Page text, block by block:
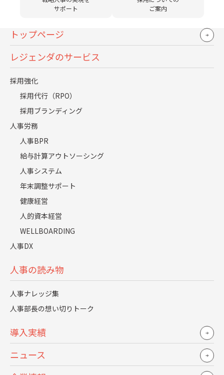
サポート
ご案内
トップページ
レジェンダのサービス
採用強化
採用代行（RPO）
採用ブランディング
人事労務
人事BPR
給与計算アウトソーシング
人事システム
年末調整サポート
健康経営
人的資本経営
WELLBOARDING
人事DX
人事の読み物
人事ナレッジ集
人事部長の想い切りトーク
導入実績
ニュース
例えば「事前にアプリをダウンロードしてもらう必要があ
る」「特定のブラウザを使用して
もらう必要がある」など、事前準備の必要がある場合は、
その手順をマニュアル化して
配布しておく、チェックリストを用意しておくなど、事前
準備のサポートは不可欠です。
Web面接を案内する前に、推奨環境を満たしているかのア
ンケートを実施する企業も
あります（推奨環境を満たしていなければ、代わりに電話
面接や対面での面接を案内する）。
セキュリティー対策
トラブル対策
面接官／応募者双方のフォロー体制
これら3点についての対策が、Web面接を導入する際の“成
功のポイント”と言えそうです。